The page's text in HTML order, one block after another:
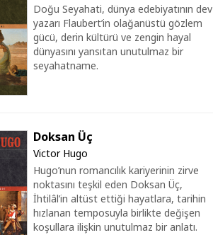
Doğu Seyahati, dünya edebiyatının dev
yazarı Flaubert’in olağanüstü gözlem
gücü, derin kültürü ve zengin hayal
dünyasını yansıtan unutulmaz bir
seyahatname.
Doksan Üç
Victor Hugo
Hugo’nun romancılık kariyerinin zirve
noktasını teşkil eden Doksan Üç,
İhtilâl’in altüst ettiği hayatlara, tarihin
hızlanan temposuyla birlikte değişen
koşullara ilişkin unutulmaz bir anlatı.